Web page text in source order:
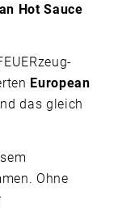
Hot Sauce
European
das gleich
Ohne